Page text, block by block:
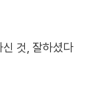
것, 잘하셨다